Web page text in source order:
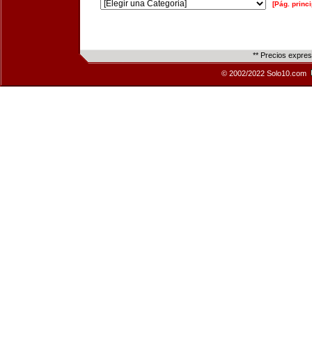
[Pág.
** Precios
© 2002/2022 Solo10.com